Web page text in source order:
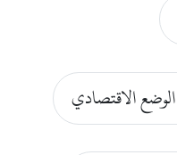
الوضع الاقتصادي